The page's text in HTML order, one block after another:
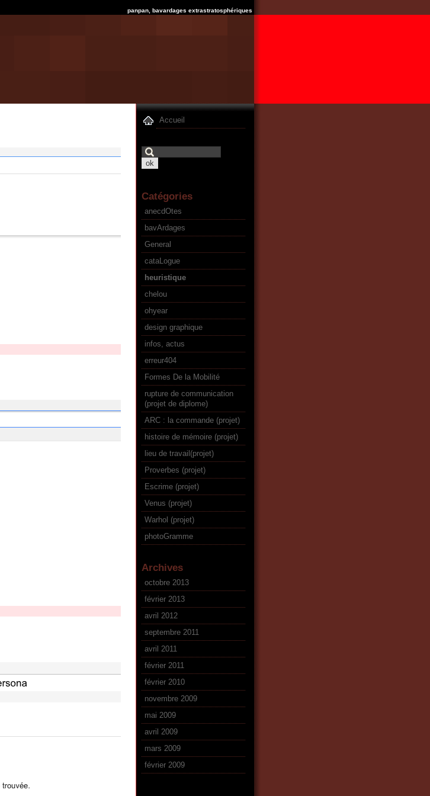
panpan, bavardages extrastratosphériques
Accueil
Catégories
anecdOtes
bavArdages
General
cataLogue
heuristique
chelou
ohyear
design graphique
infos, actus
erreur404
Formes De la Mobilité
rupture de communication
(projet de diplome)
ARC : la commande (projet)
histoire de mémoire (projet)
lieu de travail(projet)
Proverbes (projet)
Escrime (projet)
Venus (projet)
Warhol (projet)
photoGramme
Archives
octobre 2013
février 2013
avril 2012
septembre 2011
avril 2011
février 2011
février 2010
novembre 2009
mai 2009
avril 2009
mars 2009
février 2009